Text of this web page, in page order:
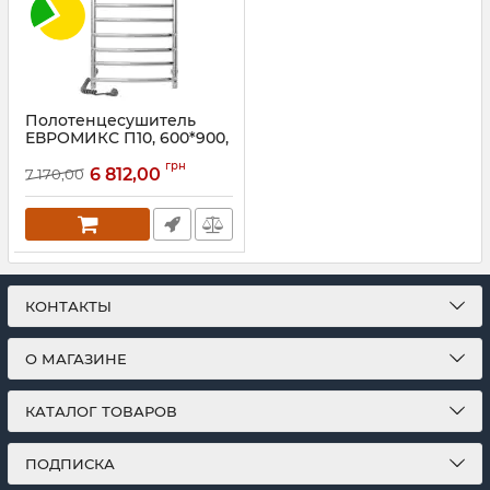
Полотенцесушитель
ЕВРОМИКС П10, 600*900,
Артикул: 73207686
7 170,00 6 812,00 грн
КОНТАКТЫ
О МАГАЗИНЕ
КАТАЛОГ ТОВАРОВ
ПОДПИСКА